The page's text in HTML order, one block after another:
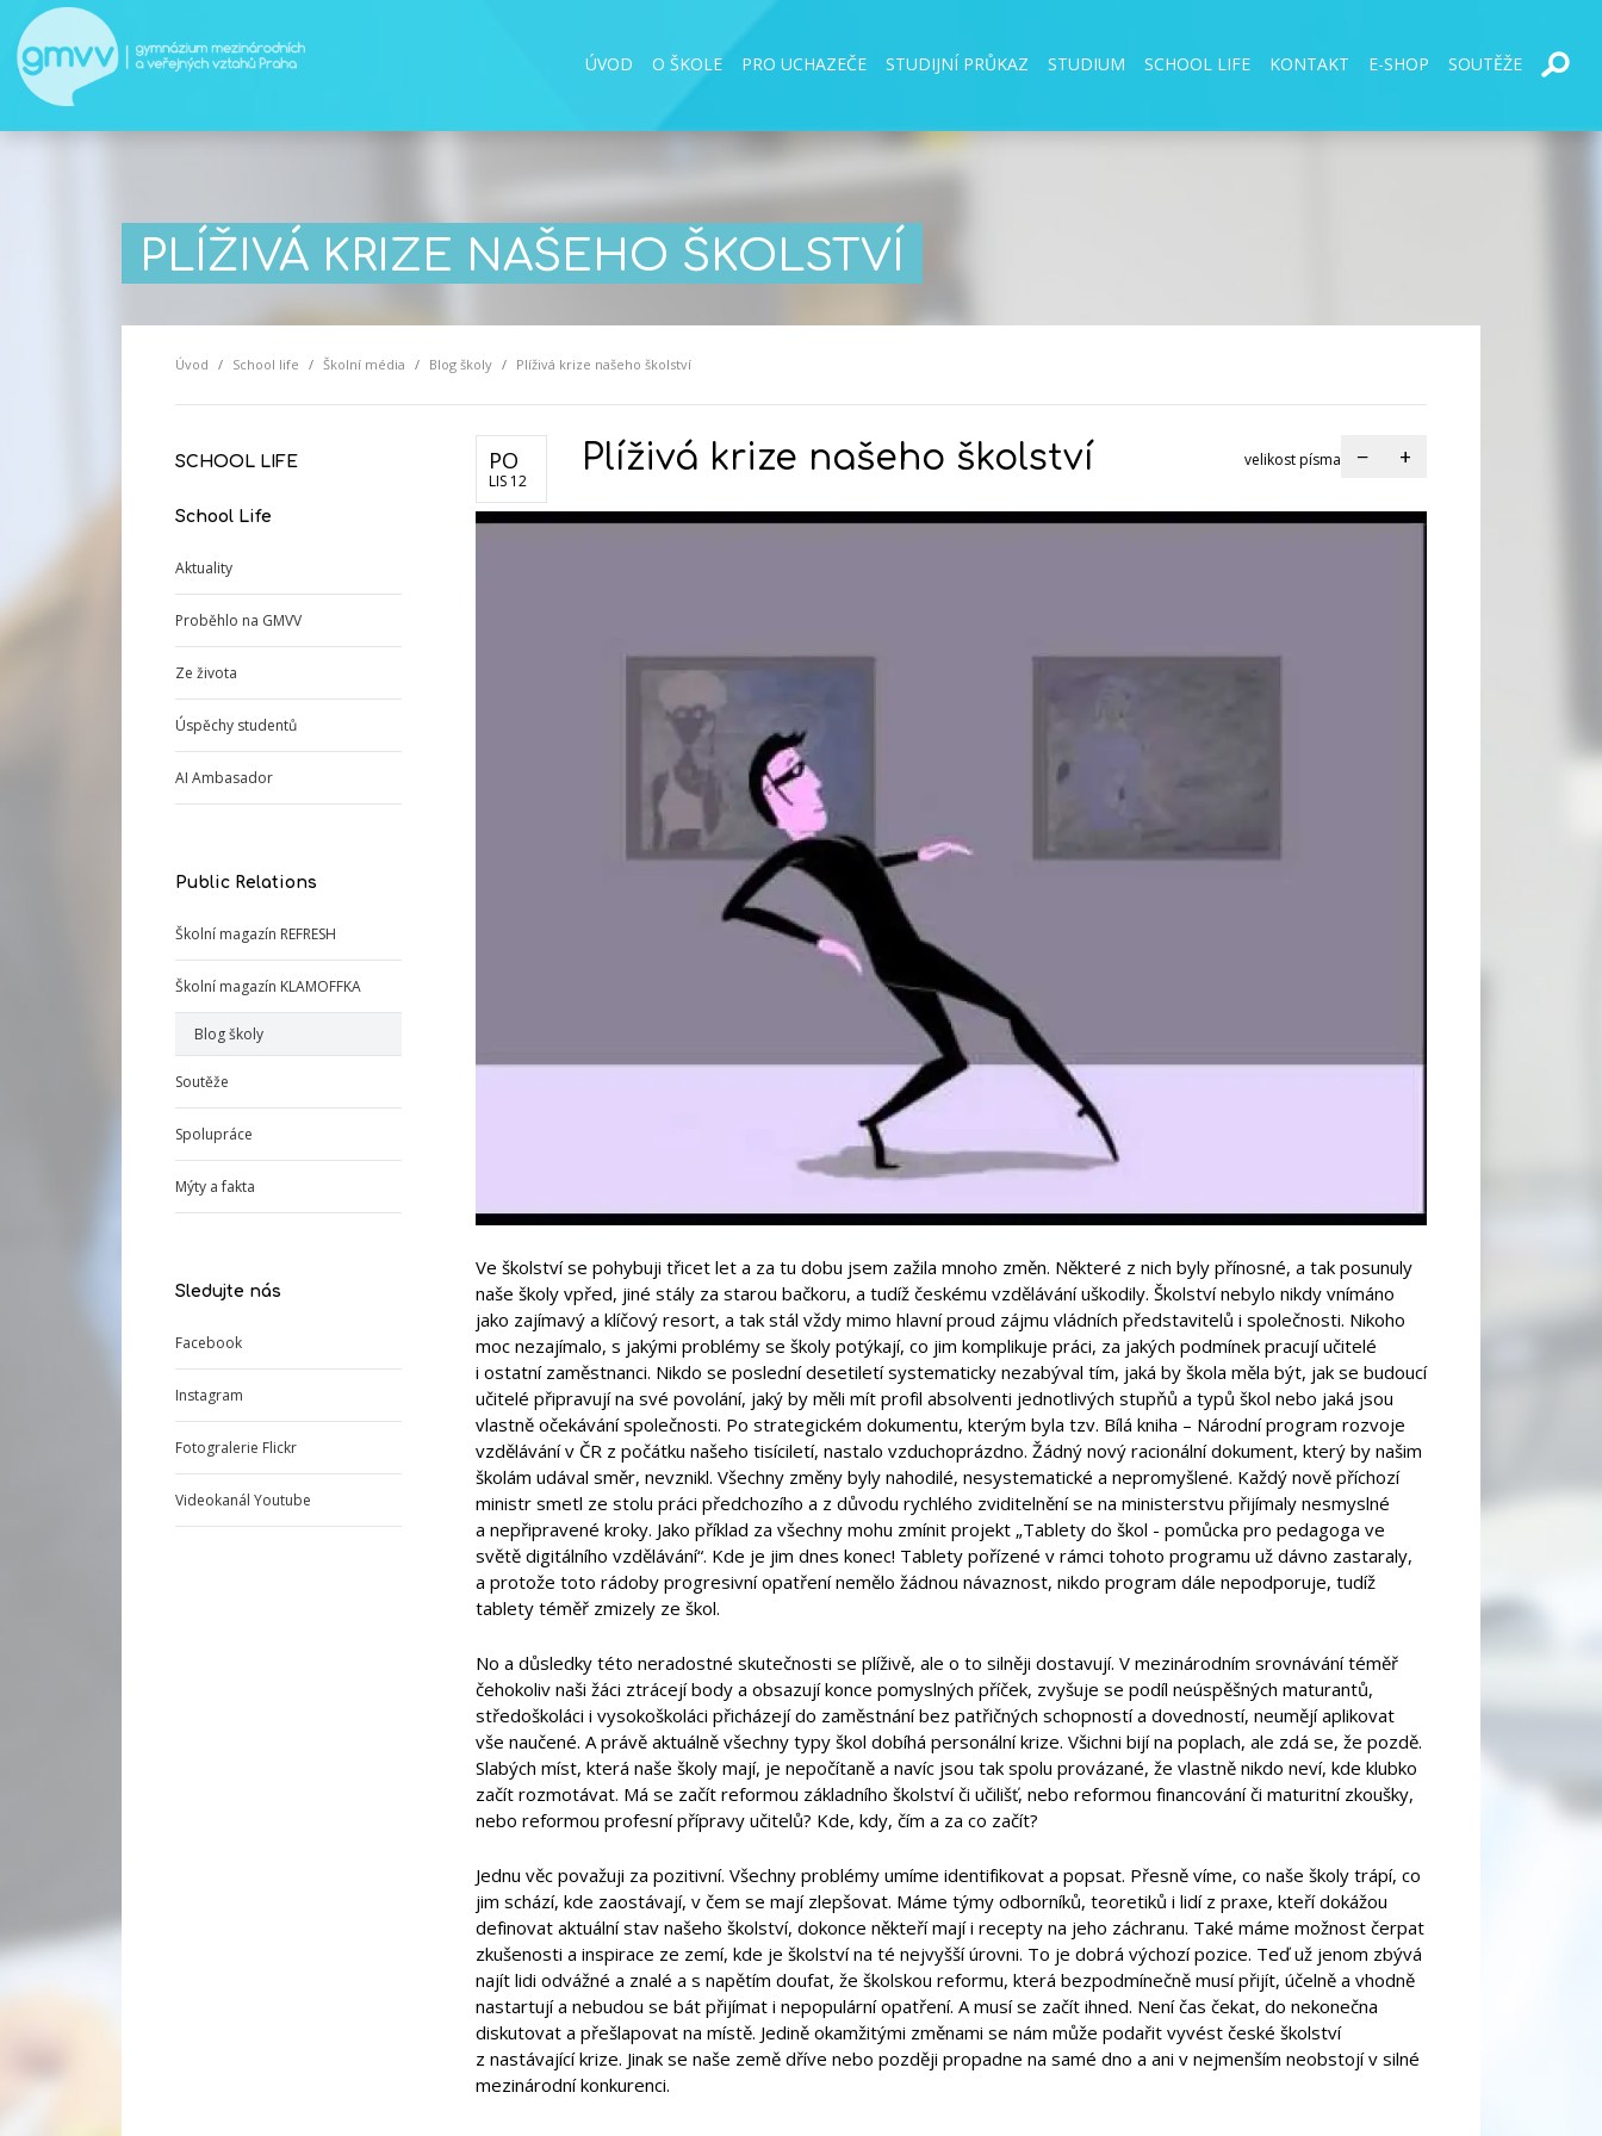
ÚVOD O ŠKOLE PRO UCHAZEČE STUDIJNÍ PRŮKAZ STUDIUM SCHOOL LIFE KONTAKT E-SHOP SOUTĚŽE
PLÍŽIVÁ KRIZE NAŠEHO ŠKOLSTVÍ
Úvod School life Školní média Blog školy Plíživá krize našeho školství
SCHOOL LIFE
School Life
Aktuality
Proběhlo na GMVV
Ze života
Úspěchy studentů
AI Ambasador
Public Relations
Školní magazín REFRESH
Školní magazín KLAMOFFKA
Blog školy
Soutěže
Spolupráce
Mýty a fakta
Sledujte nás
Facebook
Instagram
Fotogralerie Flickr
Videokanál Youtube
PO
LIS 12
Plíživá krize našeho školství velikost písma − +
Ve školství se pohybuji třicet let a za tu dobu jsem zažila mnoho změn. Některé z nich byly přínosné, a tak posunuly
naše školy vpřed, jiné stály za starou bačkoru, a tudíž českému vzdělávání uškodily. Školství nebylo nikdy vnímáno
jako zajímavý a klíčový resort, a tak stál vždy mimo hlavní proud zájmu vládních představitelů i společnosti. Nikoho
moc nezajímalo, s jakými problémy se školy potýkají, co jim komplikuje práci, za jakých podmínek pracují učitelé
i ostatní zaměstnanci. Nikdo se poslední desetiletí systematicky nezabýval tím, jaká by škola měla být, jak se budoucí
učitelé připravují na své povolání, jaký by měli mít profil absolventi jednotlivých stupňů a typů škol nebo jaká jsou
vlastně očekávání společnosti. Po strategickém dokumentu, kterým byla tzv. Bílá kniha – Národní program rozvoje
vzdělávání v ČR z počátku našeho tisíciletí, nastalo vzduchoprázdno. Žádný nový racionální dokument, který by našim
školám udával směr, nevznikl. Všechny změny byly nahodilé, nesystematické a nepromyšlené. Každý nově příchozí
ministr smetl ze stolu práci předchozího a z důvodu rychlého zviditelnění se na ministerstvu přijímaly nesmyslné
a nepřipravené kroky. Jako příklad za všechny mohu zmínit projekt „Tablety do škol - pomůcka pro pedagoga ve
světě digitálního vzdělávání“. Kde je jim dnes konec! Tablety pořízené v rámci tohoto programu už dávno zastaraly,
a protože toto rádoby progresivní opatření nemělo žádnou návaznost, nikdo program dále nepodporuje, tudíž
tablety téměř zmizely ze škol.
No a důsledky této neradostné skutečnosti se plíživě, ale o to silněji dostavují. V mezinárodním srovnávání téměř
čehokoliv naši žáci ztrácejí body a obsazují konce pomyslných příček, zvyšuje se podíl neúspěšných maturantů,
středoškoláci i vysokoškoláci přicházejí do zaměstnání bez patřičných schopností a dovedností, neumějí aplikovat
vše naučené. A právě aktuálně všechny typy škol dobíhá personální krize. Všichni bijí na poplach, ale zdá se, že pozdě.
Slabých míst, která naše školy mají, je nepočítaně a navíc jsou tak spolu provázané, že vlastně nikdo neví, kde klubko
začít rozmotávat. Má se začít reformou základního školství či učilišť, nebo reformou financování či maturitní zkoušky,
nebo reformou profesní přípravy učitelů? Kde, kdy, čím a za co začít?
Jednu věc považuji za pozitivní. Všechny problémy umíme identifikovat a popsat. Přesně víme, co naše školy trápí, co
jim schází, kde zaostávají, v čem se mají zlepšovat. Máme týmy odborníků, teoretiků i lidí z praxe, kteří dokážou
definovat aktuální stav našeho školství, dokonce někteří mají i recepty na jeho záchranu. Také máme možnost čerpat
zkušenosti a inspirace ze zemí, kde je školství na té nejvyšší úrovni. To je dobrá výchozí pozice. Teď už jenom zbývá
najít lidi odvážné a znalé a s napětím doufat, že školskou reformu, která bezpodmínečně musí přijít, účelně a vhodně
nastartují a nebudou se bát přijímat i nepopulární opatření. A musí se začít ihned. Není čas čekat, do nekonečna
diskutovat a přešlapovat na místě. Jedině okamžitými změnami se nám může podařit vyvést české školství
z nastávající krize. Jinak se naše země dříve nebo později propadne na samé dno a ani v nejmenším neobstojí v silné
mezinárodní konkurenci.